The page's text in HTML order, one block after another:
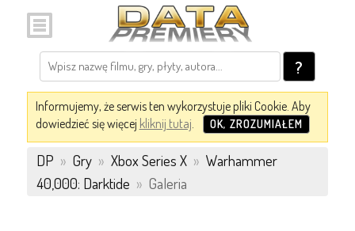
?
Informujemy, że serwis ten wykorzystuje pliki Cookie. Aby
dowiedzieć się więcej kliknij tutaj. OK, ZROZUMIAŁEM
DP » Gry » Xbox Series X » Warhammer
40,000: Darktide » Galeria